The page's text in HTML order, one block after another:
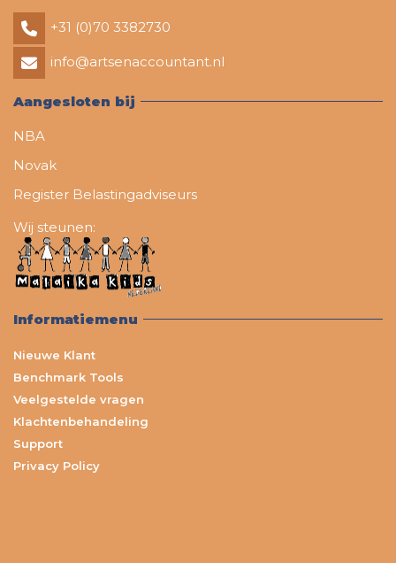
+31 (0)70 3382730
info@artsenaccountant.nl
Aangesloten bij
NBA
Novak
Register Belastingadviseurs
Wij steunen:
Informatiemenu
Nieuwe Klant
Benchmark Tools
Veelgestelde vragen
Klachtenbehandeling
Support
Privacy Policy